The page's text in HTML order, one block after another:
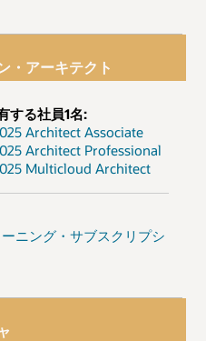
・アーキテクト
する社員1名:
Architect Associate
Architect Professional
Multicloud Architect
ニング・サブスクリプシ